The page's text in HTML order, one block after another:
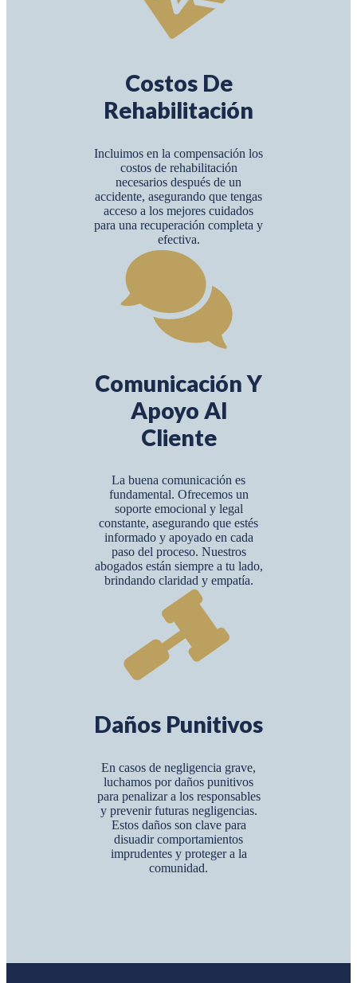
Costos De
Rehabilitación
Incluimos en la compensación los
costos de rehabilitación
necesarios después de un
accidente, asegurando que tengas
acceso a los mejores cuidados
para una recuperación completa y
efectiva.
Comunicación Y
Apoyo Al
Cliente
La buena comunicación es
fundamental. Ofrecemos un
soporte emocional y legal
constante, asegurando que estés
informado y apoyado en cada
paso del proceso. Nuestros
abogados están siempre a tu lado,
brindando claridad y empatía.
Daños Punitivos
En casos de negligencia grave,
luchamos por daños punitivos
para penalizar a los responsables
y prevenir futuras negligencias.
Estos daños son clave para
disuadir comportamientos
imprudentes y proteger a la
comunidad.